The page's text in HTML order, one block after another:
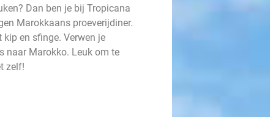
Dan ben je bij Tropicana
Marokkaans proeverijdiner.
en sfinge. Verwen je
naar Marokko. Leuk om te
zelf!